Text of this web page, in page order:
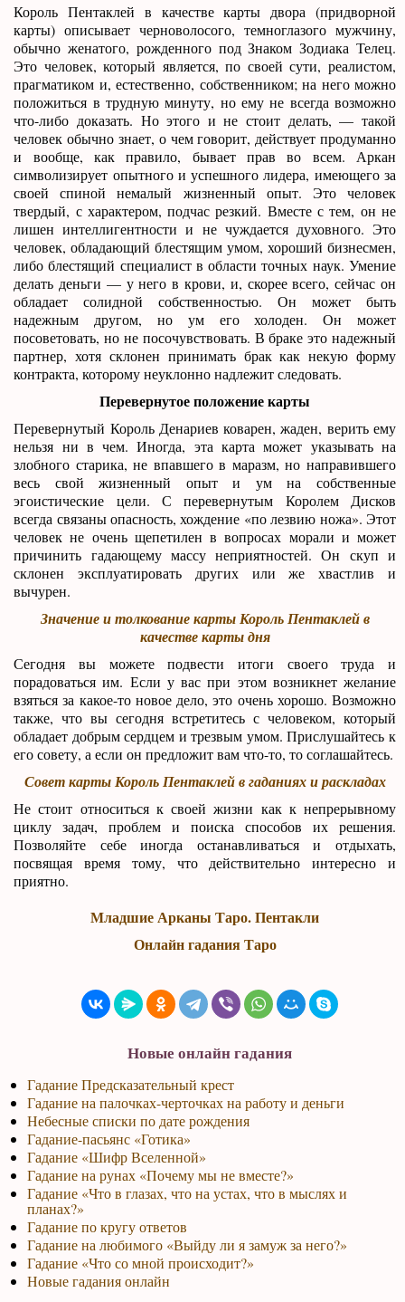
Король Пентаклей в качестве карты двора (придворной
карты) описывает черноволосого, темноглазого мужчину,
обычно женатого, рожденного под Знаком Зодиака Телец.
Это человек, который является, по своей сути, реалистом,
прагматиком и, естественно, собственником; на него можно
положиться в трудную минуту, но ему не всегда возможно
что-либо доказать. Но этого и не стоит делать, — такой
человек обычно знает, о чем говорит, действует продуманно
и вообще, как правило, бывает прав во всем. Аркан
символизирует опытного и успешного лидера, имеющего за
своей спиной немалый жизненный опыт. Это человек
твердый, с характером, подчас резкий. Вместе с тем, он не
лишен интеллигентности и не чуждается духовного. Это
человек, обладающий блестящим умом, хороший бизнесмен,
либо блестящий специалист в области точных наук. Умение
делать деньги — у него в крови, и, скорее всего, сейчас он
обладает солидной собственностью. Он может быть
надежным другом, но ум его холоден. Он может
посоветовать, но не посочувствовать. В браке это надежный
партнер, хотя склонен принимать брак как некую форму
контракта, которому неуклонно надлежит следовать.
Перевернутое положение карты
Перевернутый Король Денариев коварен, жаден, верить ему
нельзя ни в чем. Иногда, эта карта может указывать на
злобного старика, не впавшего в маразм, но направившего
весь свой жизненный опыт и ум на собственные
эгоистические цели. С перевернутым Королем Дисков
всегда связаны опасность, хождение «по лезвию ножа». Этот
человек не очень щепетилен в вопросах морали и может
причинить гадающему массу неприятностей. Он скуп и
склонен эксплуатировать других или же хвастлив и
вычурен.
Значение и толкование карты Король Пентаклей в
качестве карты дня
Сегодня вы можете подвести итоги своего труда и
порадоваться им. Если у вас при этом возникнет желание
взяться за какое-то новое дело, это очень хорошо. Возможно
также, что вы сегодня встретитесь с человеком, который
обладает добрым сердцем и трезвым умом. Прислушайтесь к
его совету, а если он предложит вам что-то, то соглашайтесь.
Совет карты Король Пентаклей в гаданиях и раскладах
Не стоит относиться к своей жизни как к непрерывному
циклу задач, проблем и поиска способов их решения.
Позволяйте себе иногда останавливаться и отдыхать,
посвящая время тому, что действительно интересно и
приятно.
Младшие Арканы Таро. Пентакли
Онлайн гадания Таро
Новые онлайн гадания
Гадание Предсказательный крест
Гадание на палочках-черточках на работу и деньги
Небесные списки по дате рождения
Гадание-пасьянс «Готика»
Гадание «Шифр Вселенной»
Гадание на рунах «Почему мы не вместе?»
Гадание «Что в глазах, что на устах, что в мыслях и
планах?»
Гадание по кругу ответов
Гадание на любимого «Выйду ли я замуж за него?»
Гадание «Что со мной происходит?»
Новые гадания онлайн